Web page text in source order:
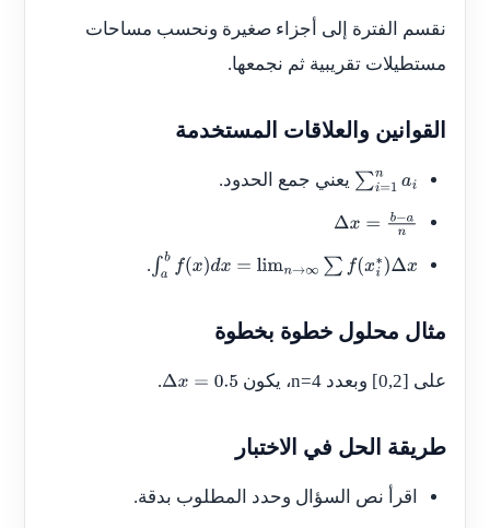
نقسم الفترة إلى أجزاء صغيرة ونحسب مساحات
مستطيلات تقريبية ثم نجمعها.
القوانين والعلاقات المستخدمة
∑i=1 na
يعني جمع الحدود.
Δx=b−an
∫a bf(x)dx=limn→∞∑f(xi ∗)Δx
.
مثال محلول خطوة بخطوة
على [0,2]وبعدد n=4، يكون Δx=0.5
.
طريقة الحل في الاختبار
اقرأ نص السؤال وحدد المطلوب بدقة.